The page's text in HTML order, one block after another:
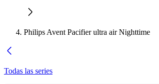
Philips Avent Pacifier ultra air Nighttime
Todas las series